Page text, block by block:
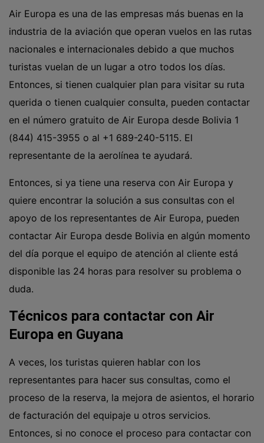
Air Europa es una de las empresas más buenas en la
industria de la aviación que operan vuelos en las rutas
nacionales e internacionales debido a que muchos
turistas vuelan de un lugar a otro todos los días.
Entonces, si tienen cualquier plan para visitar su ruta
querida o tienen cualquier consulta, pueden contactar
en el número gratuito de Air Europa desde Bolivia 1
(844) 415-3955 o al +1 689-240-5115. El
representante de la aerolínea te ayudará.
Entonces, si ya tiene una reserva con Air Europa y
quiere encontrar la solución a sus consultas con el
apoyo de los representantes de Air Europa, pueden
contactar Air Europa desde Bolivia en algún momento
del día porque el equipo de atención al cliente está
disponible las 24 horas para resolver su problema o
duda.
Técnicos para contactar con Air
Europa en Guyana
A veces, los turistas quieren hablar con los
representantes para hacer sus consultas, como el
proceso de la reserva, la mejora de asientos, el horario
de facturación del equipaje u otros servicios.
Entonces, si no conoce el proceso para contactar con